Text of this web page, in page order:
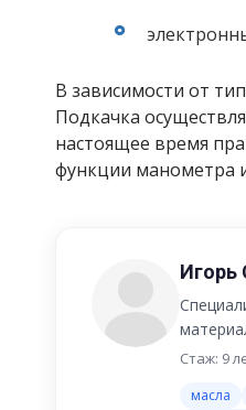
В зависимости от
Подкачка
настоящее время
функции манометра
Игорь
Стаж: 9
масла